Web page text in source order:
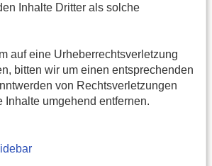
Inhalte Dritter als solche
auf eine Urheberrechtsverletzung
bitten wir um einen entsprechenden
von Rechtsverletzungen
Inhalte umgehend entfernen.